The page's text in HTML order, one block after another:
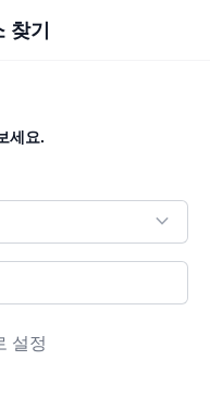
찾기
세요.
expand_more
설정